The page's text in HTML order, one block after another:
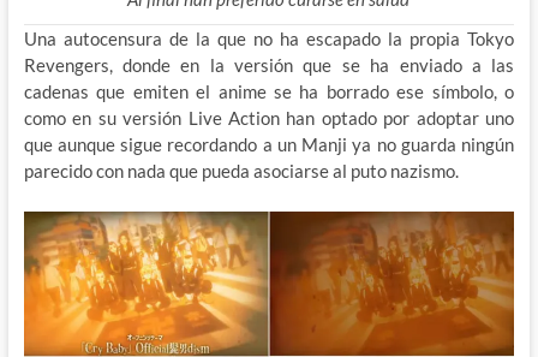
Una autocensura de la que no ha escapado la propia Tokyo
Revengers, donde en la versión que se ha enviado a las
cadenas que emiten el anime se ha borrado ese símbolo, o
como en su versión Live Action han optado por adoptar uno
que aunque sigue recordando a un Manji ya no guarda ningún
parecido con nada que pueda asociarse al puto nazismo.